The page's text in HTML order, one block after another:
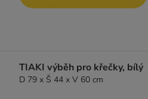
TIAKI výběh pro křečky, bílý
D 79 x Š 44 x V 60 cm